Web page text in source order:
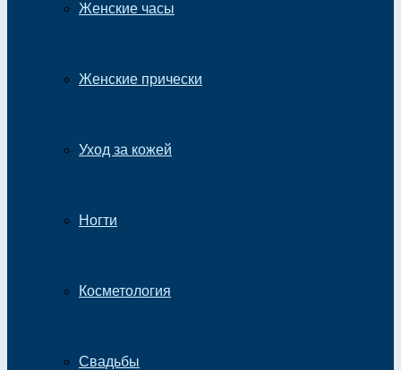
Женские часы
Женские прически
Уход за кожей
Ногти
Косметология
Свадьбы